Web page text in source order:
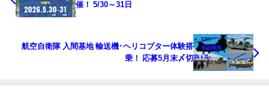
催！ 5/30～31日
航空自衛隊 入間基地 輸送機･ヘリコプター体験搭
乗！ 応募5月末〆切